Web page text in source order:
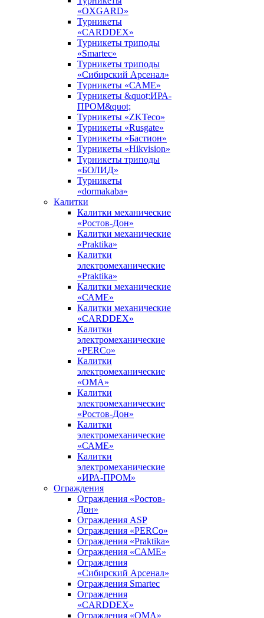
«OXGARD»
Турникеты
«CARDDEX»
Турникеты триподы
«Smartec»
Турникеты триподы
«Сибирский Арсенал»
Турникеты «САМЕ»
Турникеты &quot;ИРА-
ПРОМ&quot;
Турникеты «ZKTeco»
Турникеты «Rusgate»
Турникеты «Бастион»
Турникеты «Hikvision»
Турникеты триподы
«БОЛИД»
Турникеты
«dormakaba»
Калитки
Калитки механические
«Ростов-Дон»
Калитки механические
«Praktika»
Калитки
электромеханические
«Praktika»
Калитки механические
«САМЕ»
Калитки механические
«CARDDEX»
Калитки
электромеханические
«PERCo»
Калитки
электромеханические
«ОМА»
Калитки
электромеханические
«Ростов-Дон»
Калитки
электромеханические
«САМЕ»
Калитки
электромеханические
«ИРА-ПРОМ»
Ограждения
Ограждения «Ростов-
Дон»
Ограждения ASP
Ограждения «PERCo»
Ограждения «Praktika»
Ограждения «САМЕ»
Ограждения
«Сибирский Арсенал»
Ограждения Smartec
Ограждения
«CARDDEX»
Ограждения «ОМА»